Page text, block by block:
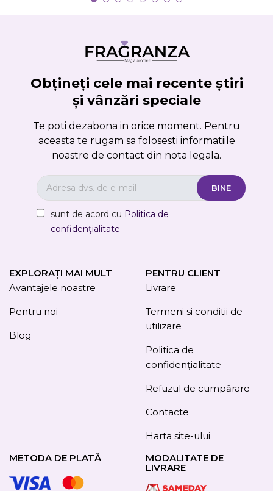
Obțineți cele mai recente știri
și vânzări speciale
Te poti dezabona in orice moment. Pentru
aceasta te rugam sa folosesti informatiile
noastre de contact din nota legala.
sunt de acord cu Politica de
confidențialitate
EXPLORAȚI MAI MULT
Avantajele noastre
Pentru noi
Blog
PENTRU CLIENT
Livrare
Termeni si conditii de
utilizare
Politica de
confidențialitate
Refuzul de cumpărare
Contacte
Harta site-ului
METODA DE PLATĂ
MODALITATE DE
LIVRARE